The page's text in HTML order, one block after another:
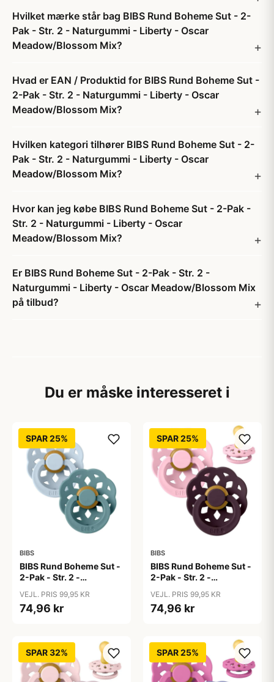
Hvilket mærke står bag BIBS Rund Boheme Sut - 2-
Pak - Str. 2 - Naturgummi - Liberty - Oscar
Meadow/Blossom Mix?
Hvad er EAN / Produktid for BIBS Rund Boheme Sut -
2-Pak - Str. 2 - Naturgummi - Liberty - Oscar
Meadow/Blossom Mix?
Hvilken kategori tilhører BIBS Rund Boheme Sut - 2-
Pak - Str. 2 - Naturgummi - Liberty - Oscar
Meadow/Blossom Mix?
Hvor kan jeg købe BIBS Rund Boheme Sut - 2-Pak -
Str. 2 - Naturgummi - Liberty - Oscar
Meadow/Blossom Mix?
Er BIBS Rund Boheme Sut - 2-Pak - Str. 2 -
Naturgummi - Liberty - Oscar Meadow/Blossom Mix
på tilbud?
Du er måske interesseret i
SPAR 25%
BIBS
BIBS Rund Boheme Sut -
2-Pak - Str. 2 -
Blue/Island Sea
VEJL. PRIS 99,95 KR
74,96 kr
SPAR 25%
BIBS
BIBS Rund Boheme Sut -
2-Pak - Str. 2 -
Pink/Plum
VEJL. PRIS 99,95 KR
74,96 kr
SPAR 32% SPAR 25%